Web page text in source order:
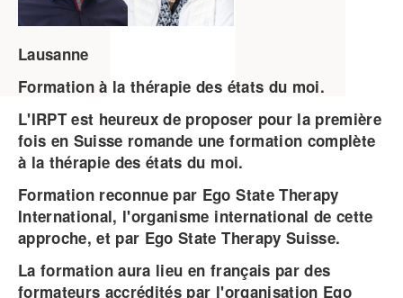
Lausanne
Formation à la thérapie des états du moi.
L'IRPT est heureux de proposer pour la première
fois en Suisse romande une formation complète
à la thérapie des états du moi.
Formation reconnue par Ego State Therapy
International, l'organisme international de cette
approche, et par Ego State Therapy Suisse.
La formation aura lieu en français par des
formateurs accrédités par l'organisation Ego